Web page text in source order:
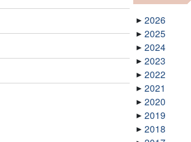
2026
2025
2024
2023
2022
2021
2020
2019
2018